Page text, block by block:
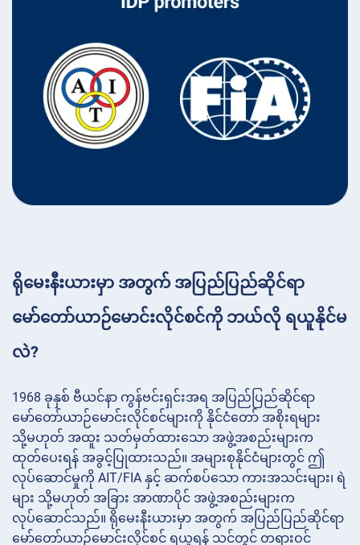
ရိုမေးနီးယားမှာ အတွက် အပြည်ပြည်ဆိုင်ရာ
မော်တော်ယာဉ်မောင်းလိုင်စင်ကို ဘယ်လို ရယူနိုင်မ
လဲ?
1968 ခုနှစ် ဗီယင်နာ ကွန်ဗင်းရှင်းအရ အပြည်ပြည်ဆိုင်ရာ
မော်တော်ယာဉ်မောင်းလိုင်စင်များကို နိုင်ငံတော် အစိုးရများ
သို့မဟုတ် အထူး သတ်မှတ်ထားသော အဖွဲ့အစည်းများက
ထုတ်ပေးရန် အခွင့်ပြုထားသည်။ အများစုနိုင်ငံများတွင် ဤ
လုပ်ဆောင်မှုကို AIT/FIA နှင့် ဆက်စပ်သော ကားအသင်းများ၊ ရဲ
များ သို့မဟုတ် အခြား အာဏာပိုင် အဖွဲ့အစည်းများက
လုပ်ဆောင်သည်။ ရိုမေးနီးယားမှာ အတွက် အပြည်ပြည်ဆိုင်ရာ
မော်တော်ယာဉ်မောင်းလိုင်စင် ရယူရန် သင်တွင် တရားဝင်